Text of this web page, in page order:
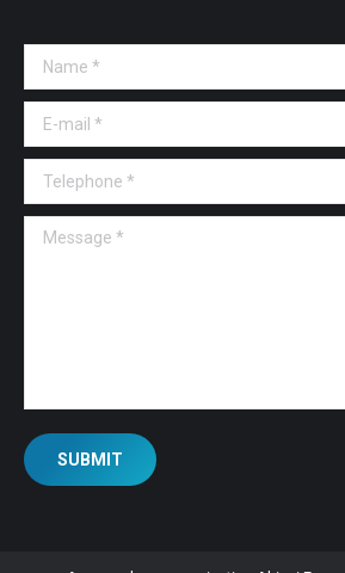
Name *
E-mail *
Telephone *
Message *
SUBMIT